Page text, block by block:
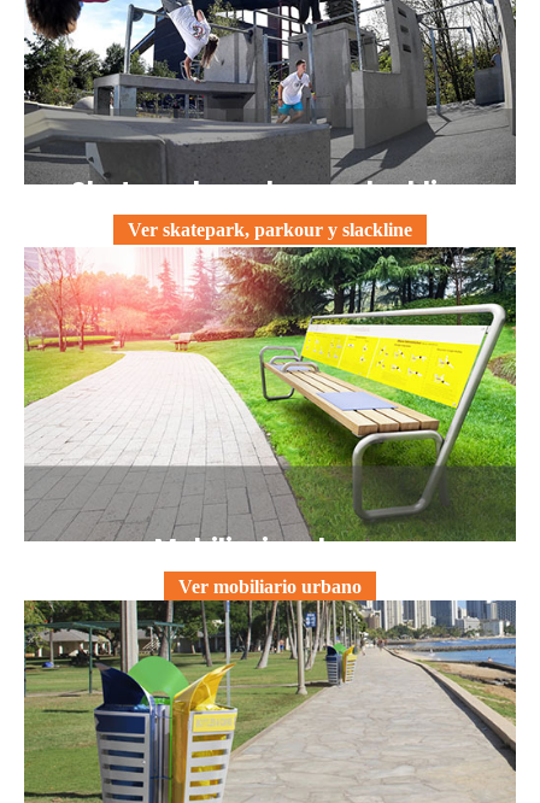
Skatepark, parkour y slackline
Ver skatepark, parkour y slackline
Mobiliario urbano
Ver mobiliario urbano